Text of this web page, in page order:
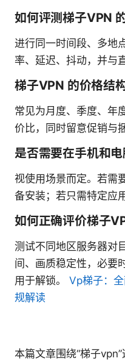
如何评测梯子VPN
进行同一时间段、多地
率、延迟、抖动，并与
梯子VPN 的价格结
常见为月度、季度、年
价比，同时留意促销与
是否需要在手机和
视使用场景而定。若需
备安装；若只需特定应
如何正确评价梯子
测试不同地区服务器对
间、画质稳定性，必要
用于解锁。 Vp梯子：
规解读
本篇文章围绕“梯子